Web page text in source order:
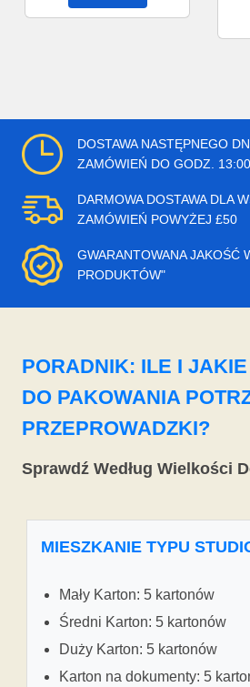
DOSTAWA NASTĘPNEGO
ZAMÓWIEŃ DO GODZ. 13:00
DARMOWA DOSTAWA DLA
ZAMÓWIEŃ POWYŻEJ £50
GWARANTOWANA JAKOŚĆ
PRODUKTÓW"
PORADNIK: ILE I
DO PAKOWANIA
PRZEPROWADZKI?
Sprawdź Według Wielkości
MIESZKANIE TYPU
Mały Karton: 5 kartonów
Średni Karton: 5 kartonów
Duży Karton: 5 kartonów
Karton na dokumenty: 5